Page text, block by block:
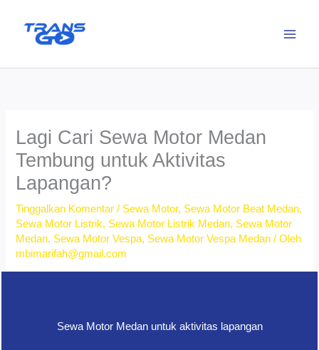
Lagi Cari Sewa Motor Medan
Tembung untuk Aktivitas
Lapangan?
Tinggalkan Komentar / Sewa Motor, Sewa Motor Beat Medan,
Sewa Motor Listrik, Sewa Motor Listrik Medan, Sewa Motor
Medan, Sewa Motor Vespa, Sewa Motor Vespa Medan / Oleh
mbimarifah@gmail.com
Sewa Motor Medan untuk aktivitas lapangan